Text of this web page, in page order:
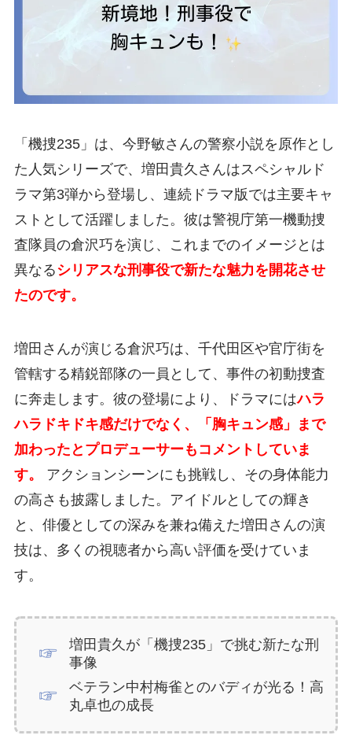
「機捜235」は、今野敏さんの警察小説を原作とし
た人気シリーズで、増田貴久さんはスペシャルド
ラマ第3弾から登場し、連続ドラマ版では主要キャ
ストとして活躍しました。彼は警視庁第一機動捜
査隊員の倉沢巧を演じ、これまでのイメージとは
異なるシリアスな刑事役で新たな魅力を開花させ
たのです。
増田さんが演じる倉沢巧は、千代田区や官庁街を
管轄する精鋭部隊の一員として、事件の初動捜査
に奔走します。彼の登場により、ドラマにはハラ
ハラドキドキ感だけでなく、「胸キュン感」まで
加わったとプロデューサーもコメントしていま
す。
アクションシーンにも挑戦し、その身体能力
の高さも披露しました。アイドルとしての輝き
と、俳優としての深みを兼ね備えた増田さんの演
技は、多くの視聴者から高い評価を受けていま
す。
増田貴久が「機捜235」で挑む新たな刑
事像
ベテラン中村梅雀とのバディが光る！高
丸卓也の成長